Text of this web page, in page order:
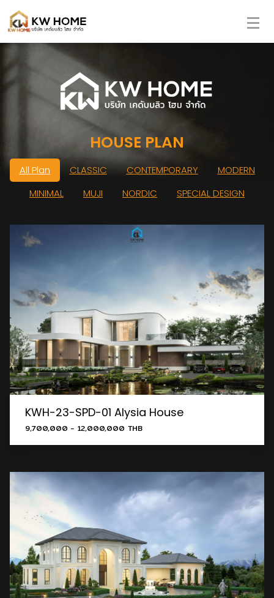
HOUSE PLAN
All Plan CLASSIC CONTEMPORARY
MODERN
MINIMAL
MUJI NORDIC SPECIAL DESIGN
KWH-23-SPD-01 Alysia House
9,700,000 - 12,000,000 THB